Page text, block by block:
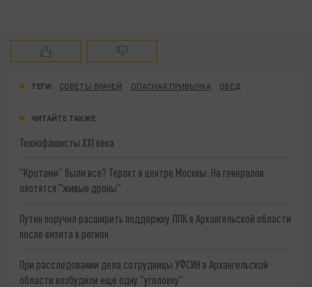
ТЕГИ: СОВЕТЫ ВРАЧЕЙ ОПАСНАЯ ПРИВЫЧКА ОБЕД
ЧИТАЙТЕ ТАКЖЕ:
Технофашисты XXI века
"Кротами" были все? Теракт в центре Москвы: На генералов
охотятся "живые дроны"
Путин поручил расширить поддержку ЛПК в Архангельской области
после визита в регион
При расследовании дела сотрудницы УФСИН в Архангельской
области возбудили еще одну "уголовку"